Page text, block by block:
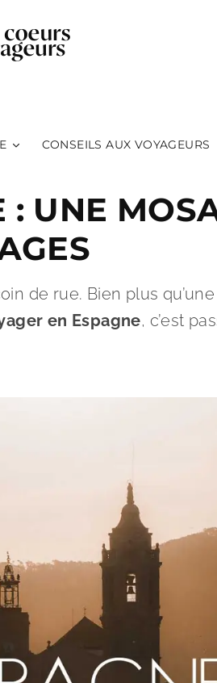
CONSEILS AUX VOYAGEURS
: UNE
de rue. Bien plus
en Espagne, c’est